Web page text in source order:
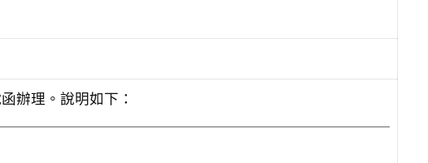
辦理。說明如下：